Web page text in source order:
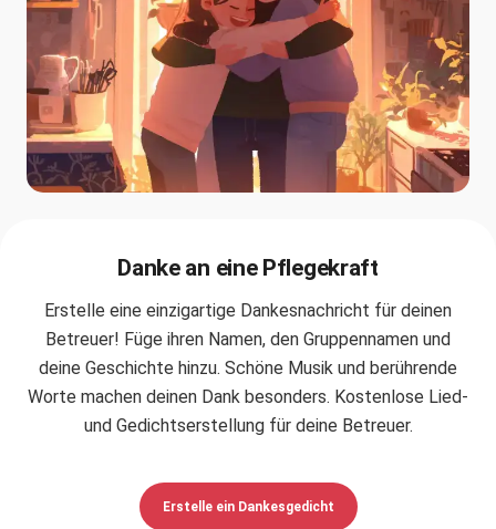
Danke an eine Pflegekraft
Erstelle eine einzigartige Dankesnachricht für deinen
Betreuer! Füge ihren Namen, den Gruppennamen und
deine Geschichte hinzu. Schöne Musik und berührende
Worte machen deinen Dank besonders. Kostenlose Lied-
und Gedichtserstellung für deine Betreuer.
Erstelle ein Dankesgedicht